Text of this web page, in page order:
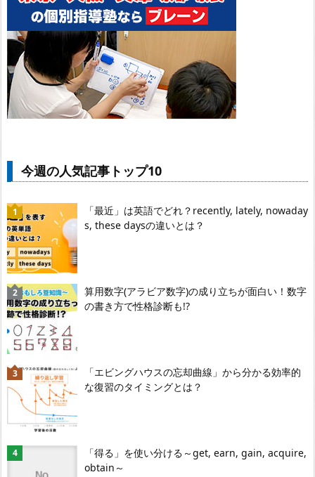
今週の人気記事トップ10
「最近」は英語でどれ？recently, lately, nowaday
s, these daysの違いとは？
算用数字(アラビア数字)の成り立ちが面白い！数字
の書き方で性格診断も!?
「エビングハウスの忘却曲線」から分かる効率的
な復習のタイミングとは？
「得る」を使い分ける～get, earn, gain, acquire,
obtain～